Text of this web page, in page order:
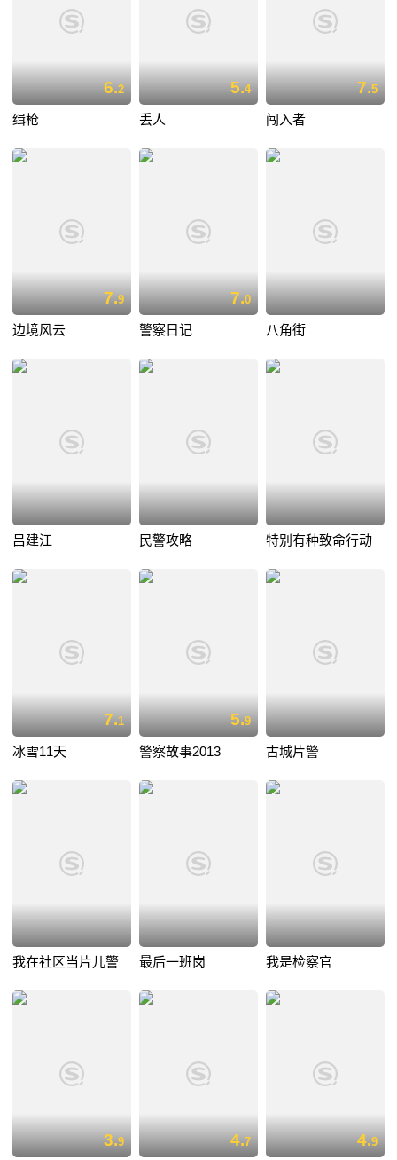
6.2
缉枪
5.4
丢人
7.5
闯入者
7.9
边境风云
7.0
警察日记 八角街
吕建江 民警攻略 特别有种致命行动
7.1
冰雪11天
5.9
警察故事2013 古城片警
我在社区当片儿警 最后一班岗 我是检察官
3.9 4.7 4.9